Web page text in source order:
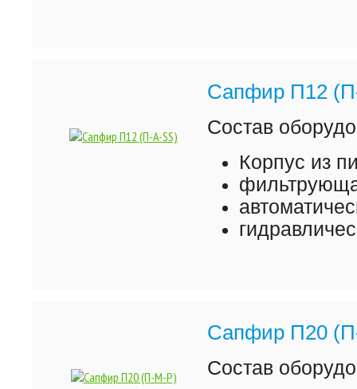
Сапфир П12
Состав
Корпус из
Сапфир П20
Состав